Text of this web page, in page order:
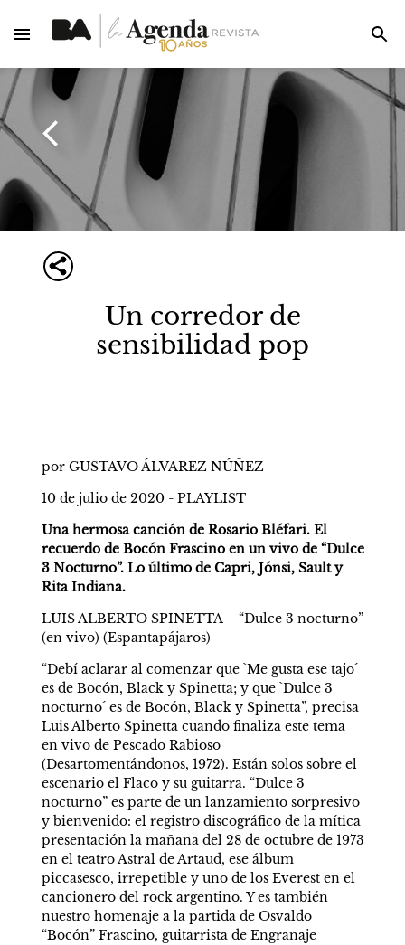
Un corredor de
sensibilidad pop
por GUSTAVO ÁLVAREZ NÚÑEZ
10 de julio de 2020 - PLAYLIST
Una hermosa canción de Rosario Bléfari. El
recuerdo de Bocón Frascino en un vivo de “Dulce
3 Nocturno”. Lo último de Capri, Jónsi, Sault y
Rita Indiana.
LUIS ALBERTO SPINETTA – “Dulce 3 nocturno”
(en vivo) (Espantapájaros)
“Debí aclarar al comenzar que `Me gusta ese tajo´
es de Bocón, Black y Spinetta; y que `Dulce 3
nocturno´ es de Bocón, Black y Spinetta”, precisa
Luis Alberto Spinetta cuando finaliza este tema
en vivo de Pescado Rabioso
(Desartomentándonos, 1972). Están solos sobre el
escenario el Flaco y su guitarra. “Dulce 3
nocturno” es parte de un lanzamiento sorpresivo
y bienvenido: el registro discográfico de la mítica
presentación la mañana del 28 de octubre de 1973
en el teatro Astral de Artaud, ese álbum
piccasesco, irrepetible y uno de los Everest en el
cancionero del rock argentino. Y es también
nuestro homenaje a la partida de Osvaldo
“Bocón” Frascino, guitarrista de Engranaje